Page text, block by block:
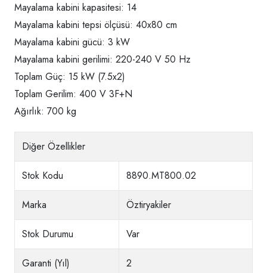
Mayalama kabini kapasitesi: 14
Mayalama kabini tepsi ölçüsü: 40x80 cm
Mayalama kabini gücü: 3 kW
Mayalama kabini gerilimi: 220-240 V 50 Hz
Toplam Güç: 15 kW (7.5x2)
Toplam Gerilim: 400 V 3F+N
Ağırlık: 700 kg
Diğer Özellikler
Stok Kodu 8890.MT800.02
Marka Öztiryakiler
Stok Durumu Var
Garanti (Yıl) 2